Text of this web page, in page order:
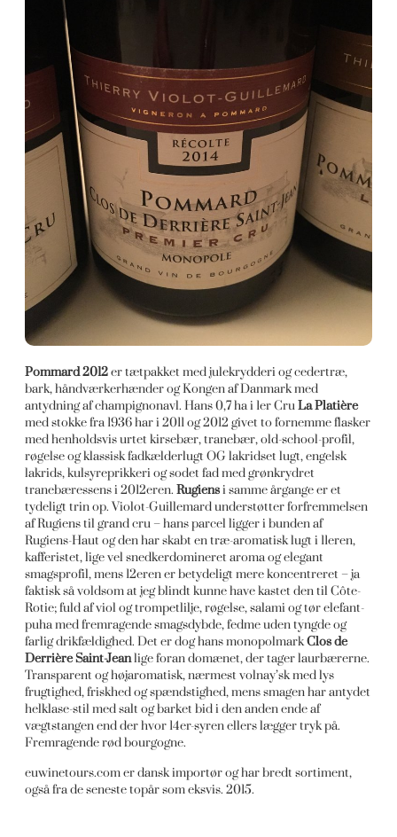
Pommard 2012er tætpakket med julekrydderi og cedertræ,
bark, håndværkerhænder og Kongen af Danmark med
antydning af champignonavl. Hans 0,7 ha i 1er CruLa Platière
med stokke fra 1936 har i 2011 og 2012 givet to fornemme flasker
med henholdsvis urtet kirsebær, tranebær, old-school-profil,
røgelse og klassisk fadkælderlugt OG lakridset lugt, engelsk
lakrids, kulsyreprikkeri og sodet fad med grønkrydret
tranebæressens i 2012eren.Rugiensi samme årgange er et
tydeligt trin op. Violot-Guillemard understøtter forfremmelsen
af Rugiens til grand cru – hans parcel ligger i bunden af
Rugiens-Haut og den har skabt en træ-aromatisk lugt i 11eren,
kafferistet, lige vel snedkerdomineret aroma og elegant
smagsprofil, mens 12eren er betydeligt mere koncentreret – ja
faktisk så voldsom at jeg blindt kunne have kastet den til Côte-
Rotie; fuld af viol og trompetlilje, røgelse, salami og tør elefant-
puha med fremragende smagsdybde, fedme uden tyngde og
farlig drikfældighed. Det er dog hans monopolmarkClos de
Derrière Saint-Jeanlige foran domænet, der tager laurbærerne.
Transparent og højaromatisk, nærmest volnay’sk med lys
frugtighed, friskhed og spændstighed, mens smagen har antydet
helklase-stil med salt og barket bid i den anden ende af
vægtstangen end der hvor 14er-syren ellers lægger tryk på.
Fremragende rød bourgogne.
euwinetours.com er dansk importør og har bredt sortiment,
også fra de seneste topår som eksvis. 2015.